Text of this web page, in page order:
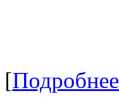
[Подробнее